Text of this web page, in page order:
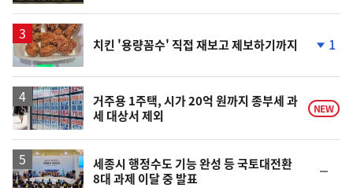
치킨 '용량꼼수' 직접 재보고 제보하기까지
락
1
거주용 1주택, 시가 20억 원까지 종부세 과
세 대상서 제외
NEW
세종시 행정수도 기능 완성 등 국토대전환
8대 과제 이달 중 발표